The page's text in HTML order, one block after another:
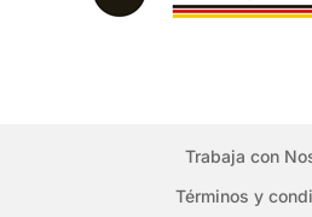
Trabaja con
Términos y